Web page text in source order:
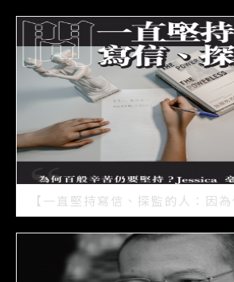
【一直堅持寫信、探監的人：因
2021/07/15